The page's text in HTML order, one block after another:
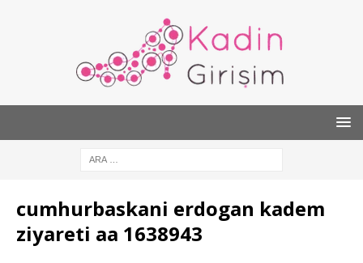
cumhurbaskani erdogan kadem
ziyareti aa 1638943